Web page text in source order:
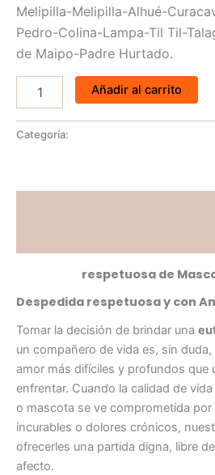
Melipilla-Melipilla-Alhué-
Pedro-Colina-Lampa-Til Til-
de Maipo-Padre Hurtado.
Añadir al carrito
Categoría:
respetuosa de
Despedida respetuosa y con
Tomar la decisión de brindar una
un compañero de vida es, sin
amor más difíciles y profundos que
enfrentar. Cuando la calidad de
o mascota se ve comprometida por
incurables o dolores crónicos,
ofrecerles una partida digna, libre
afecto.